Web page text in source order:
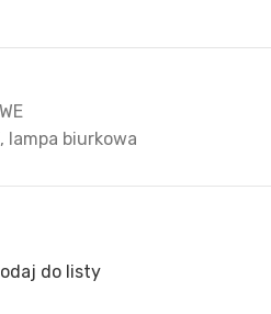
, lampa biurkowa
do listy